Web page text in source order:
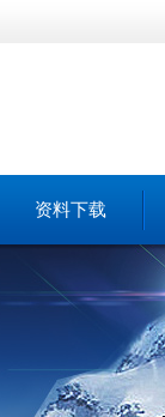
资料下载